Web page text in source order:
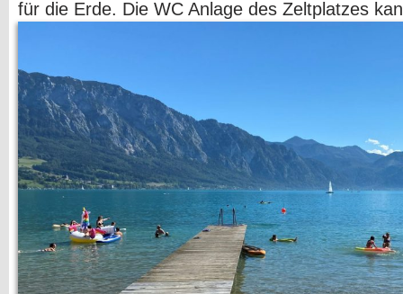
für die Erde. Die WC Anlage des Zeltplatzes